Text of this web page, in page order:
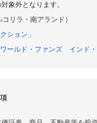
象外となります。
コリラ・南アランド）
ション」
ールド・ファンズ インド